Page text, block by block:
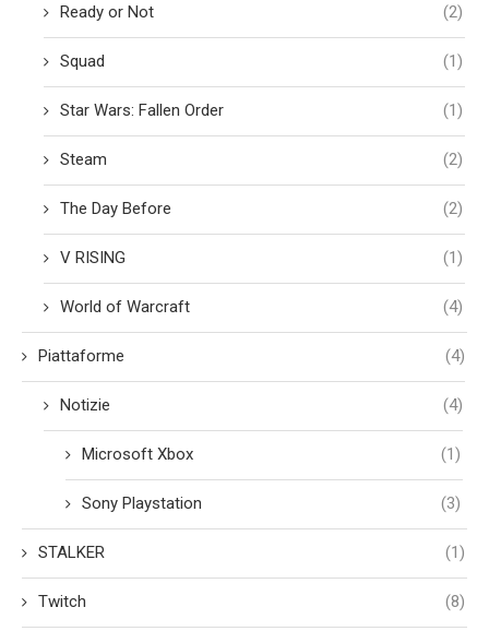
Ready or Not (2)
Squad (1)
Star Wars: Fallen Order (1)
Steam (2)
The Day Before (2)
V RISING (1)
World of Warcraft (4)
Piattaforme (4)
Notizie (4)
Microsoft Xbox (1)
Sony Playstation (3)
STALKER (1)
Twitch (8)